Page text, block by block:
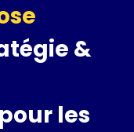
&
pour les